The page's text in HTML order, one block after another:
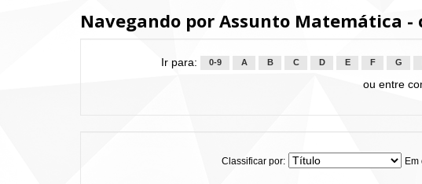
Navegando por Assunto Matemática
Ir para: 0-9 A B C D E F G
ou entre
Classificar por: Em